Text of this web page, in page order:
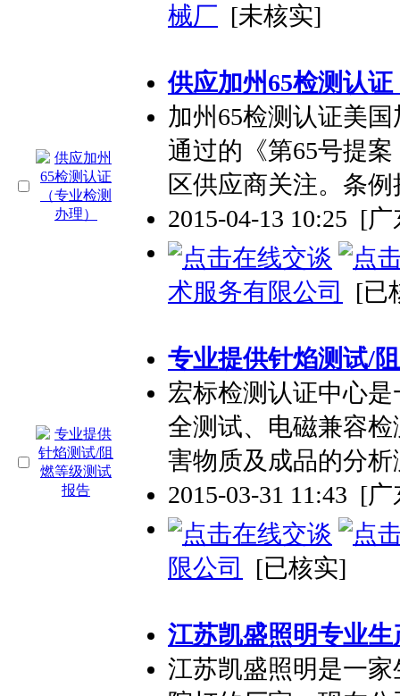
械厂 [未核实]
供应加州65检测认证
加州65检测认证美
通过的《第65号提
区供应商关注。条例
2015-04-13 10:25 [广
术服务有限公司 [已
专业提供针焰测试/
宏标检测认证中心
全测试、电磁兼容
害物质及成品的分
2015-03-31 11:43 [广
限公司 [已核实]
江苏凯盛照明专业生
江苏凯盛照明是一